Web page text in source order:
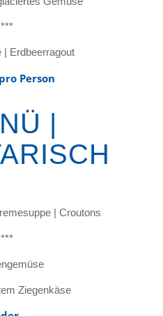
***
| Erdbeerragout
Person
|
| Croutons
***
Ziegenkäse